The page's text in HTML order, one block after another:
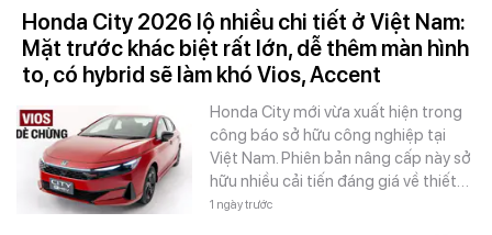
Honda City 2026 lộ nhiều chi tiết ở Việt Nam:
Mặt trước khác biệt rất lớn, dễ thêm màn hình
to, có hybrid sẽ làm khó Vios, Accent
Honda City mới vừa xuất hiện trong
công báo sở hữu công nghiệp tại
Việt Nam. Phiên bản nâng cấp này sở
hữu nhiều cải tiến đáng giá về thiết…
1 ngày trước